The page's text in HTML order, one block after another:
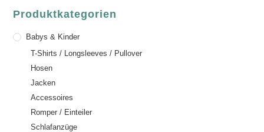
Produktkategorien
Babys & Kinder
T-Shirts / Longsleeves / Pullover
Hosen
Jacken
Accessoires
Romper / Einteiler
Schlafanzüge